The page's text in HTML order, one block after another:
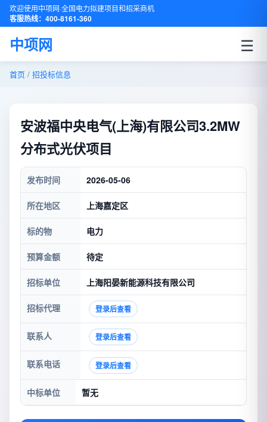
欢迎使用中项网·全国电力拟建项目和招采商机
客服热线：400-8161-360
中项网 ☰
首页 / 招投标信息
安波福中央电气(上海)有限公司3.2MW
分布式光伏项目
发布时间 2026-05-06
所在地区 上海嘉定区
标的物 电力
预算金额 待定
招标单位 上海阳晏新能源科技有限公司
招标代理 登录后查看
联系人 登录后查看
联系电话 登录后查看
中标单位 暂无